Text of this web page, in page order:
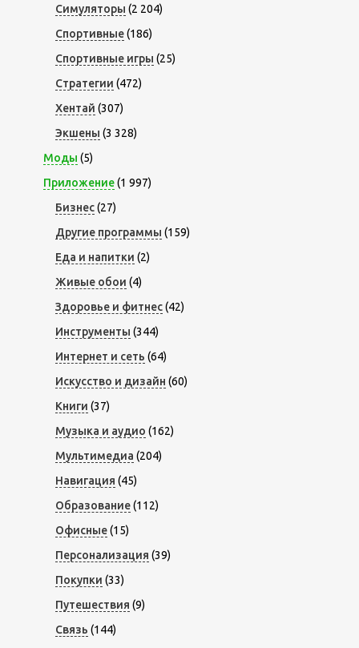
Симуляторы (2 204)
Спортивные(186)
Спортивные игры (25)
Стратегии (472)
Хентай (307)
Экшены (3 328)
Моды (5)
Приложение(1 997)
Бизнес(27)
Другие программы (159)
Еда и напитки (2)
Живые обои (4)
Здоровье и фитнес(42)
Инструменты (344)
Интернет и сеть (64)
Искусство и дизайн (60)
Книги (37)
Музыка и аудио (162)
Мультимедиа (204)
Навигация (45)
Образование(112)
Офисные(15)
Персонализация (39)
Покупки (33)
Путешествия (9)
Связь (144)